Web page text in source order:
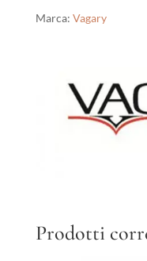
Marca: Vagary
Prodotti